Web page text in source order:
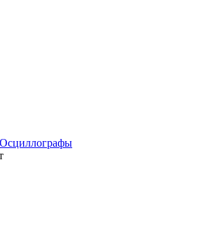
Осциллографы